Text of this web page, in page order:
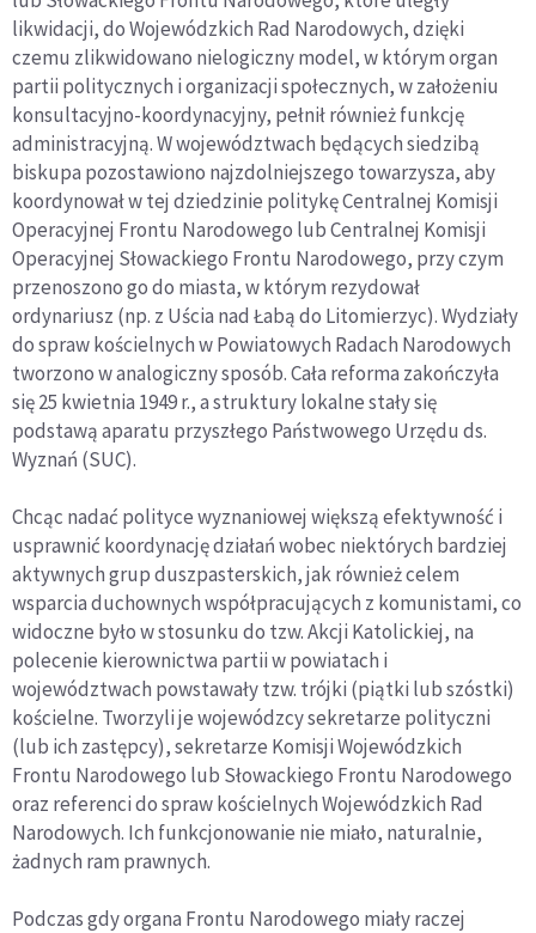
likwidacji, do Wojewódzkich Rad Narodowych, dzięki
czemu zlikwidowano nielogiczny model, w którym organ
partii politycznych i organizacji społecznych, w założeniu
konsultacyjno-koordynacyjny, pełnił również funkcję
administracyjną. W województwach będących siedzibą
biskupa pozostawiono najzdolniejszego towarzysza,aby
koordynował w tej dziedzinie politykę Centralnej Komisji
Operacyjnej Frontu Narodowego lub Centralnej Komisji
Operacyjnej Słowackiego Frontu Narodowego, przy czym
przenoszono go do miasta, w którym rezydował
ordynariusz (np. z Uścia nad Łabą do Litomierzyc). Wydziały
do spraw kościelnych w Powiatowych Radach Narodowych
tworzono w analogiczny sposób. Cała reforma zakończyła
się 25 kwietnia 1949 r., a struktury lokalne stały się
podstawą aparatu przyszłego Państwowego Urzędu ds.
Wyznań (SUC).
Chcąc nadać polityce wyznaniowej większą efektywność i
usprawnić koordynację działań wobec niektórych bardziej
aktywnych grup duszpasterskich, jak również celem
wsparcia duchownych współpracujących z komunistami, co
widoczne było w stosunku do tzw. Akcji Katolickiej, na
polecenie kierownictwa partii w powiatach i
województwach powstawały tzw. trójki (piątki lub szóstki)
kościelne. Tworzyli je wojewódzcy sekretarze polityczni
(lub ich zastępcy), sekretarze Komisji Wojewódzkich
Frontu Narodowego lub Słowackiego Frontu Narodowego
oraz referenci do spraw kościelnych Wojewódzkich Rad
Narodowych. Ich funkcjonowanie nie miało, naturalnie,
żadnych ram prawnych.
Podczas gdy organa Frontu Narodowego miały raczej